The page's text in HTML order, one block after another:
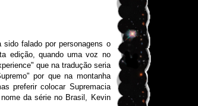
falado por personagens o
edição, quando uma voz no
que na tradução seria
por que na montanha
preferir colocar Supremacia
da série no Brasil, Kevin